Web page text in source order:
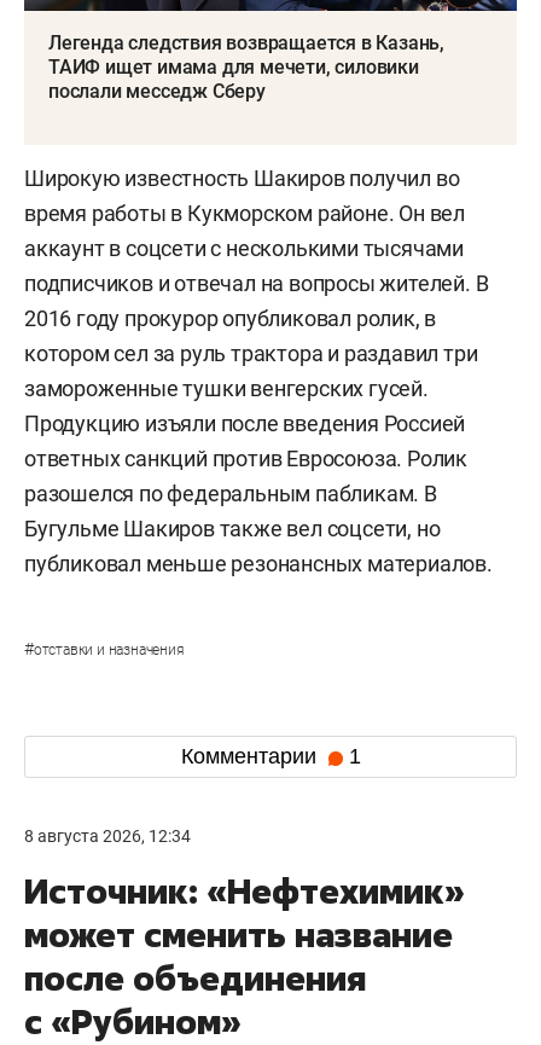
Легенда следствия возвращается в Казань,
ТАИФ ищет имама для мечети, силовики
послали месседж Сберу
Широкую известность Шакиров получил во
время работы в Кукморском районе. Он вел
аккаунт в соцсети с несколькими тысячами
подписчиков и отвечал на вопросы жителей. В
2016 году прокурор опубликовал ролик, в
котором сел за руль трактора и раздавил три
замороженные тушки венгерских гусей.
Продукцию изъяли после введения Россией
ответных санкций против Евросоюза. Ролик
разошелся по федеральным пабликам. В
Бугульме Шакиров также вел соцсети, но
публиковал меньше резонансных материалов.
#отставки и назначения
Комментарии 1
8 августа 2026, 12:34
Источник: «Нефтехимик»
может сменить название
после объединения
с «Рубином»